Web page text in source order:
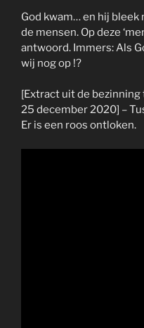
God kwam… en hij bleek
de mensen. Op deze
antwoord. Immers: Als
wij nog op !?
[Extract uit de
25 december 2020] –
Er is een roos ontloken.